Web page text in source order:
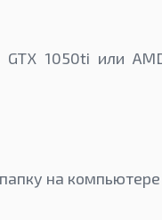
GTX 1050ti или
на компьютере